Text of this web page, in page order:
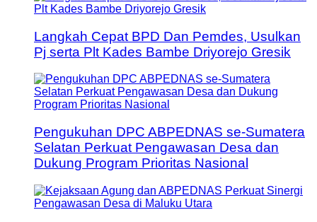
Langkah Cepat BPD Dan Pemdes, Usulkan
Pj serta Plt Kades Bambe Driyorejo Gresik
Pengukuhan DPC ABPEDNAS se-Sumatera
Selatan Perkuat Pengawasan Desa dan
Dukung Program Prioritas Nasional